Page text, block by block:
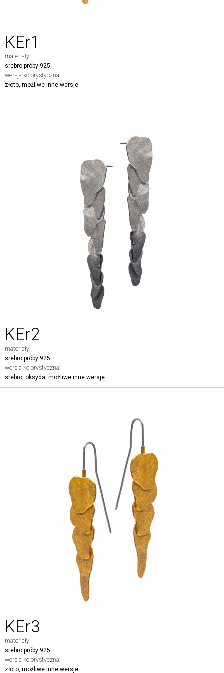
KEr1
materiały:
srebro próby 925
wersja kolorystyczna:
złoto, możliwe inne wersje
KEr2
materiały:
srebro próby 925
wersja kolorystyczna:
srebro, oksyda, możliwe inne wersje
KEr3
materiały:
srebro próby 925
wersja kolorystyczna:
złoto, możliwe inne wersje